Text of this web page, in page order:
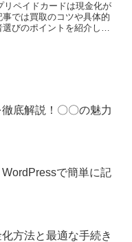
リペイドカードは現金化が
では買取のコツや具体的
びのポイントを紹介しま
底解説！〇〇の魅力
WordPressで簡単に記
方法と最適な手続き